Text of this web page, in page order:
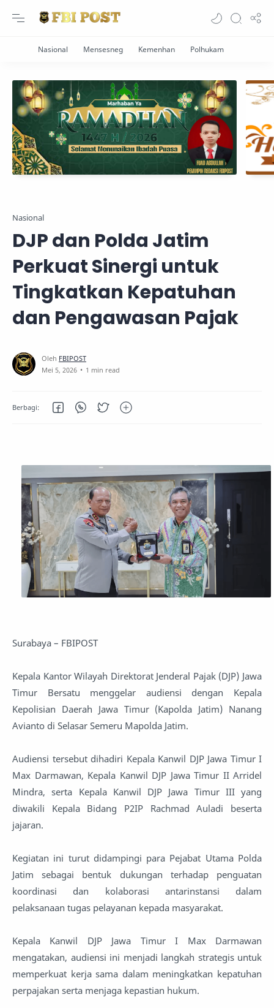
Nasional
DJP dan Polda Jatim
Perkuat Sinergi untuk
Tingkatkan Kepatuhan
dan Pengawasan Pajak
1 min read
Surabaya – FBIPOST
Kepala Kantor Wilayah Direktorat Jenderal Pajak (DJP) Jawa
Timur Bersatu menggelar audiensi dengan Kepala
Kepolisian Daerah Jawa Timur (Kapolda Jatim) Nanang
Avianto di Selasar Semeru Mapolda Jatim.
Audiensi tersebut dihadiri Kepala Kanwil DJP Jawa Timur I
Max Darmawan, Kepala Kanwil DJP Jawa Timur II Arridel
Mindra, serta Kepala Kanwil DJP Jawa Timur III yang
diwakili Kepala Bidang P2IP Rachmad Auladi beserta
jajaran.
Kegiatan ini turut didampingi para Pejabat Utama Polda
Jatim sebagai bentuk dukungan terhadap penguatan
koordinasi dan kolaborasi antarinstansi dalam
pelaksanaan tugas pelayanan kepada masyarakat.
Kepala Kanwil DJP Jawa Timur I Max Darmawan
mengatakan, audiensi ini menjadi langkah strategis untuk
memperkuat kerja sama dalam meningkatkan kepatuhan
perpajakan serta menjaga kepastian hukum.